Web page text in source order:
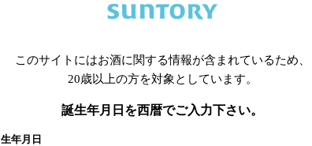
このサイトにはお酒に関する情報が含まれているため、
20歳以上の方を対象としています。
誕生年月日を西暦でご入力下さい。
生年月日